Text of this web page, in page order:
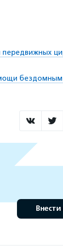
передвижных
Внести